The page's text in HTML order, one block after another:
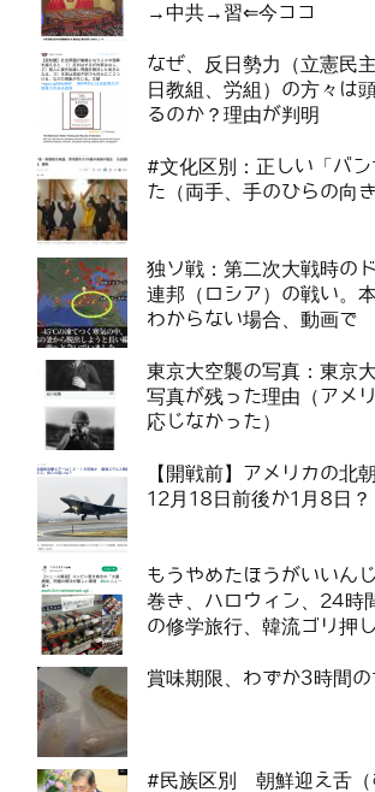
→中共→習⇐今ココ
なぜ、反日勢力（立憲民
日教組、労組）の方々は
るのか？理由が判明
#文化区別：正しい「バ
た（両手、手のひらの向き
独ソ戦：第二次大戦時の
連邦（ロシア）の戦い。
わからない場合、動画で
東京大空襲の写真：東京
写真が残った理由（アメ
応じなかった）
【開戦前】アメリカの北
12月18日前後か1月8日？
もうやめたほうがいいん
巻き、ハロウィン、24時
の修学旅行、韓流ゴリ押し
賞味期限、わずか3時間
#民族区別 朝鮮迎え舌（